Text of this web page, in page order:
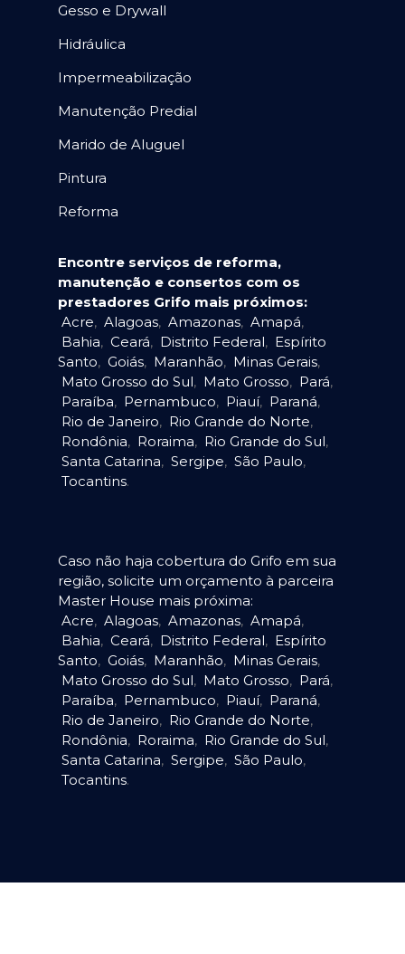
Gesso e Drywall
Hidráulica
Impermeabilização
Manutenção Predial
Marido de Aluguel
Pintura
Reforma
Encontre serviços de reforma,
manutenção e consertos com os
prestadores Grifo mais próximos:
Acre, Alagoas, Amazonas, Amapá,
Bahia, Ceará, Distrito Federal, Espírito
Santo, Goiás, Maranhão, Minas Gerais,
Mato Grosso do Sul, Mato Grosso, Pará,
Paraíba, Pernambuco, Piauí, Paraná,
Rio de Janeiro, Rio Grande do Norte,
Rondônia, Roraima, Rio Grande do Sul,
Santa Catarina, Sergipe, São Paulo,
Tocantins.
Caso não haja cobertura do Grifo em sua
região, solicite um orçamento à parceira
Master House mais próxima:
Acre, Alagoas, Amazonas, Amapá,
Bahia, Ceará, Distrito Federal, Espírito
Santo, Goiás, Maranhão, Minas Gerais,
Mato Grosso do Sul, Mato Grosso, Pará,
Paraíba, Pernambuco, Piauí, Paraná,
Rio de Janeiro, Rio Grande do Norte,
Rondônia, Roraima, Rio Grande do Sul,
Santa Catarina, Sergipe, São Paulo,
Tocantins.